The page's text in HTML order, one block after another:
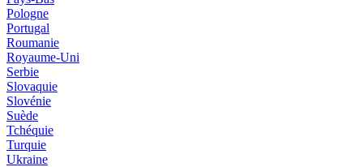
Pologne
Portugal
Roumanie
Royaume-Uni
Serbie
Slovaquie
Slovénie
Suède
Tchéquie
Turquie
Ukraine